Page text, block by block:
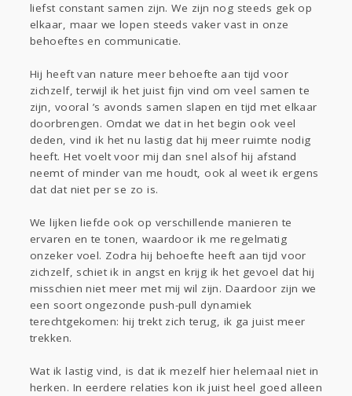
liefst constant samen zijn. We zijn nog steeds gek op
elkaar, maar we lopen steeds vaker vast in onze
behoeftes en communicatie.
Hij heeft van nature meer behoefte aan tijd voor
zichzelf, terwijl ik het juist fijn vind om veel samen te
zijn, vooral ’s avonds samen slapen en tijd met elkaar
doorbrengen. Omdat we dat in het begin ook veel
deden, vind ik het nu lastig dat hij meer ruimte nodig
heeft. Het voelt voor mij dan snel alsof hij afstand
neemt of minder van me houdt, ook al weet ik ergens
dat dat niet per se zo is.
We lijken liefde ook op verschillende manieren te
ervaren en te tonen, waardoor ik me regelmatig
onzeker voel. Zodra hij behoefte heeft aan tijd voor
zichzelf, schiet ik in angst en krijg ik het gevoel dat hij
misschien niet meer met mij wil zijn. Daardoor zijn we
een soort ongezonde push-pull dynamiek
terechtgekomen: hij trekt zich terug, ik ga juist meer
trekken.
Wat ik lastig vind, is dat ik mezelf hier helemaal niet in
herken. In eerdere relaties kon ik juist heel goed alleen